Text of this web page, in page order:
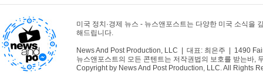
미국 정치·경제 뉴스 - 뉴스앤포스트는 다양한 미국 소식을
해드립니다.
News And Post Production, LLC | 대표: 최은주 | 1490
뉴스앤포스트의 모든 콘텐트는 저작권법의 보호를 받는바,
Copyright by News And Post Production, LLC. All Rights